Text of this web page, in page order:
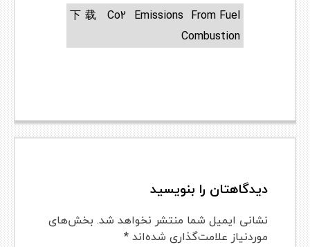
下载 Co2 Emissions From Fuel
Combustion
دیدگاهتان را بنویسید
نشانی ایمیل شما منتشر نخواهد شد. بخش‌های
موردنیاز علامت‌گذاری شده‌اند*